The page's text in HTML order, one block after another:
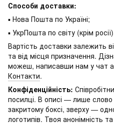
Способи доставки:
▪ Нова Пошта по Україні;
▪ УкрПошта по світу (крім
Вартість доставки залежить
та від місця призначення.
можеш, написавши нам у чат
Контакти.
Конфіденційність:
посилці. В описі — лише
закритому боксі, зверху —
логотипів. Твоя анонімність